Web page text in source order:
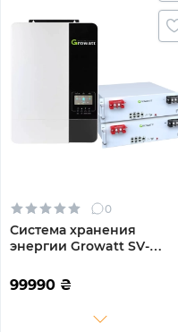
0
Система хранения
энергии Growatt SV-
10.2kWh 2BAT LiFePO4
6000 циклов (SV-1GR5K1-
99990 ₴